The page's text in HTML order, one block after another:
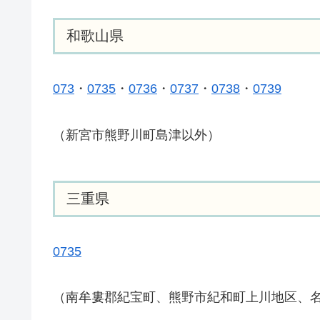
和歌山県
073 ・ 0735 ・ 0736 ・ 0737 ・ 0738 ・ 0739
（新宮市熊野川町島津以外）
三重県
0735
（南牟婁郡紀宝町、熊野市紀和町上川地区、